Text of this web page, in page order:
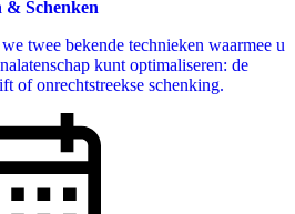
& Schenken
twee bekende technieken waarmee u
kunt optimaliseren: de
of onrechtstreekse schenking.